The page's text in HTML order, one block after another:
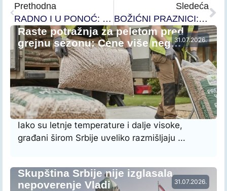
Prethodna
RADNO I U PONOĆ: Predsednik opštine Knjaževac obišao dežurne u novogodišnjoj noći
Sledeća
BOŽIĆNI PRAZNICI: Raspored bogosluženja
31.07.2026.
Raste potražnja za peletom pred
grejnu sezonu: Cene više neg…
Iako su letnje temperature i dalje visoke,
građani širom Srbije uveliko razmišljaju …
31.07.2026.
Skupština Srbije nije izglasala
nepoverenje Vladi